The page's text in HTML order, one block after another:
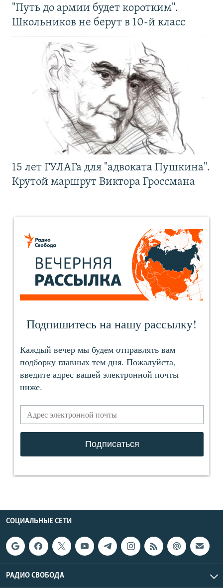
"Путь до армии будет коротким".
Школьников не берут в 10-й класс
15 лет ГУЛАГа для "адвоката Пушкина".
Крутой маршрут Виктора Гроссмана
СОЦИАЛЬНЫЕ СЕТИ
РАДИО СВОБОДА